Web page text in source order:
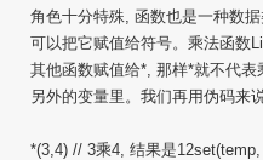
角色十分特殊, 函数也是一种数
可以把它赋值给符号。乘法函数
其他函数赋值给*, 那样*就不代表
另外的变量里。我们再用伪码来
*(3,4) // 3乘4, 结果是